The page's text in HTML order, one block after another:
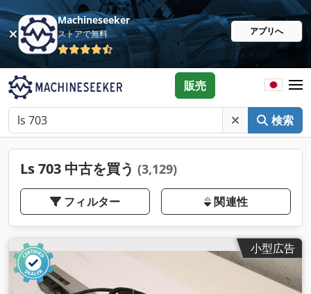
Machineseeker
ストアで無料 アプリへ
検索
販売
Ls 703 中古を買う (3,129)
フィルター 関連性
小型広告